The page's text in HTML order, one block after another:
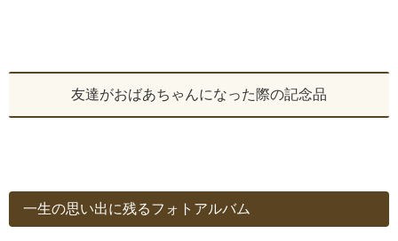
友達がおばあちゃんになった際の記念品
一生の思い出に残るフォトアルバム